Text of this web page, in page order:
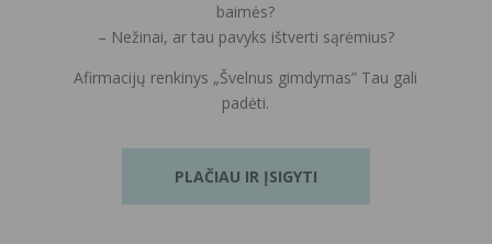
baimės?
– Nežinai, ar tau pavyks ištverti sąrėmius?
Afirmacijų renkinys „Švelnus gimdymas” Tau gali
padėti.
PLAČIAU IR ĮSIGYTI